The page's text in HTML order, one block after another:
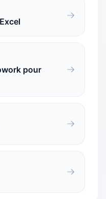
pour